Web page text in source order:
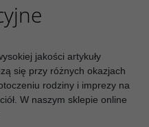
jakości artykuły
się przy różnych okazjach
rodziny i imprezy na
W naszym sklepie online